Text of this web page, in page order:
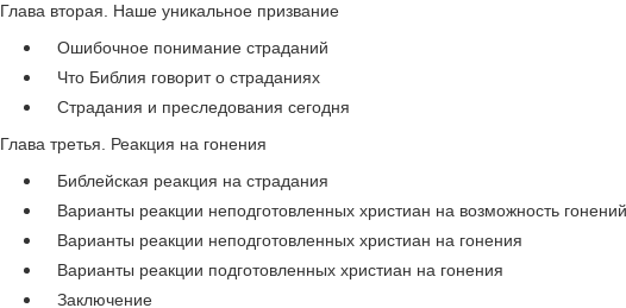
Глава вторая. Наше уникальное призвание
Ошибочное понимание страданий
Что Библия говорит о страданиях
Страдания и преследования сегодня
Глава третья. Реакция на гонения
Библейская реакция на страдания
Варианты реакции неподготовленных христиан на возможность
Варианты реакции неподготовленных христиан на гонения
Варианты реакции подготовленных христиан на гонения
Заключение